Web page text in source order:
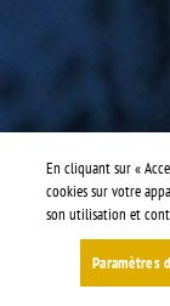
Centre
En cliquant sur «
cookies sur votre
son utilisation et
Paramètres